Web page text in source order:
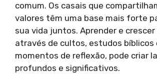
comum. Os casais que
valores têm uma base mais forte
sua vida juntos. Aprender e
através de cultos, estudos bíblicos
momentos de reflexão, pode criar
profundos e significativos.